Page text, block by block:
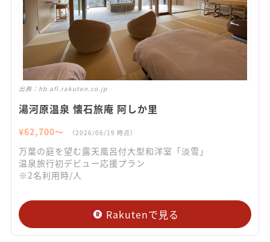
出典： hb.afl.rakuten.co.jp
湯河原温泉 懐石旅庵 阿しか里
¥62,700〜 （2026/06/19 時点）
万葉の庭を望む露天風呂付大型和洋室「淡雪」
温泉旅行初デビュー応援プラン
※2名利用時/人
Rakutenで見る